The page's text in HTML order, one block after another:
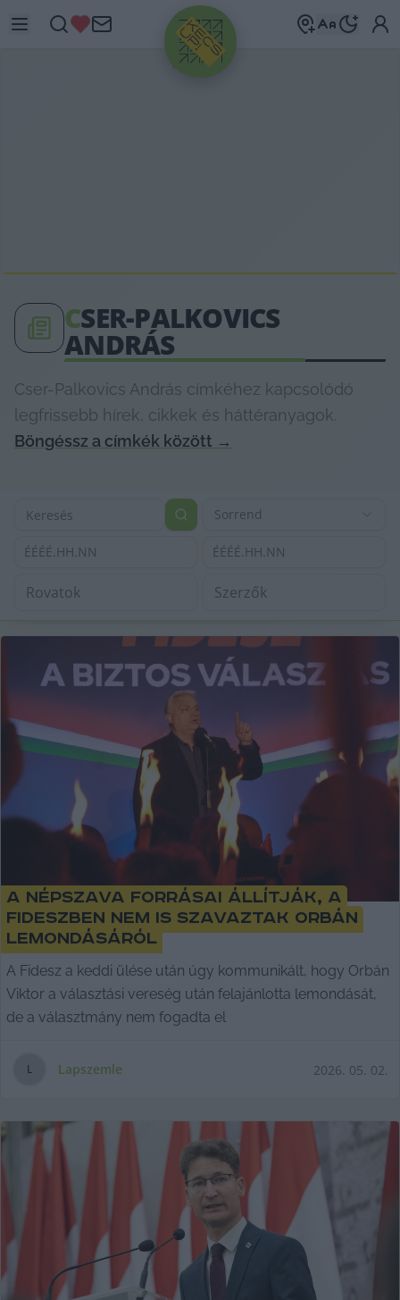
HIRDETÉS
CSER-PALKOVICS
ANDRÁS
Cser-Palkovics András címkéhez kapcsolódó
legfrissebb hírek, cikkek és háttéranyagok.
Böngéssz a címkék között →
Sorrend
ÉÉÉÉ.HH.NN ÉÉÉÉ.HH.NN
A Népszava forrásai állítják, a
Fideszben nem is szavaztak Orbán
lemondásáról
A Fidesz a keddi ülése után úgy kommunikált, hogy Orbán
Viktor a választási vereség után felajánlotta lemondását,
de a választmány nem fogadta el
L Lapszemle 2026. 05. 02.